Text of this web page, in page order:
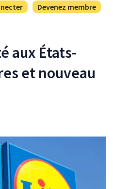
Devenez membre
aux États-
et nouveau